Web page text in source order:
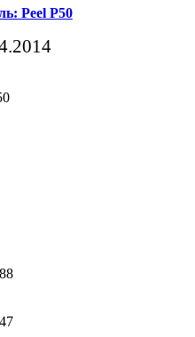
Peel P50
47